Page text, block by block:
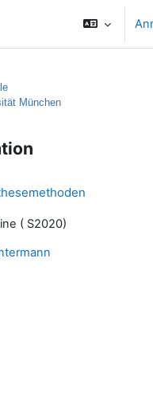
München
( S2020)